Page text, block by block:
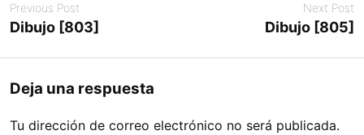
Previous Post
Dibujo [803]
Next Post
Dibujo [805]
Deja una respuesta
Tu dirección de correo electrónico no será publicada.